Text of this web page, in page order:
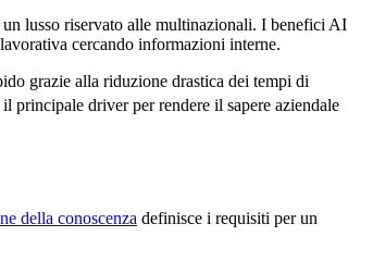
lusso riservato alle multinazionali. I benefici AI
cercando informazioni interne.
grazie alla riduzione drastica dei tempi di
principale driver per rendere il sapere aziendale
della conoscenza definisce i requisiti per un